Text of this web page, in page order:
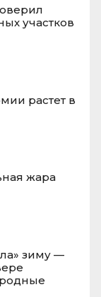
участков
растет в
жара
зиму —